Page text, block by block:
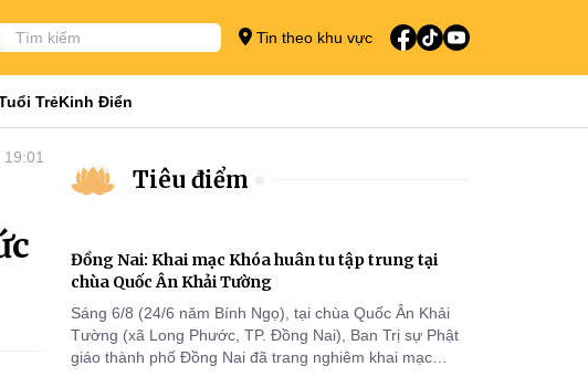
Tin theo khu vực
TrẻKinh Điển
Tiêu điểm
Đồng Nai: Khai mạc Khóa huân tu tập trung tại
chùa Quốc Ân Khải Tường
Sáng 6/8 (24/6 năm Bính Ngọ), tại chùa Quốc Ân Khải
Tường (xã Long Phước, TP. Đồng Nai), Ban Trị sự Phật
giáo thành phố Đồng Nai đã trang nghiêm khai mạc